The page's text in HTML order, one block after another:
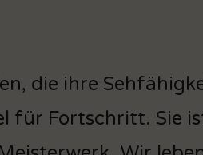
die ihre
für Fortschritt. Sie